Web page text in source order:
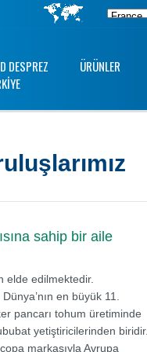
DESPREZ
ÜRÜNLER
sahip bir aile
elde edilmektedir.
en büyük 11.
pancarı tohum üretiminde
yetiştiricilerinden biridir.
markasıyla Avrupa